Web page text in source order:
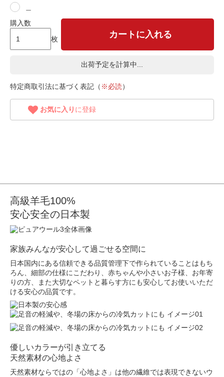
購入数
枚
カートに入れる
出荷予定を計算中...
特定商取引法に基づく表記（ ※必読）
お気に入り に登録
高級羊毛100%
安心安全の日本製
家族みんなが安心して過ごせる空間に
日本国内にある信頼できる品質管理下で作られていることはもち
ろん、細部の仕様にこだわり、赤ちゃんや小さいお子様、お年寄
りの方、また大切なペットと暮らす方にも安心してお使いいただ
ける安心の品質です。
優しいカラーが引き立てる
天然素材の心地よさ
天然素材ならではの「心地よさ」は他の繊維では表現できないウ